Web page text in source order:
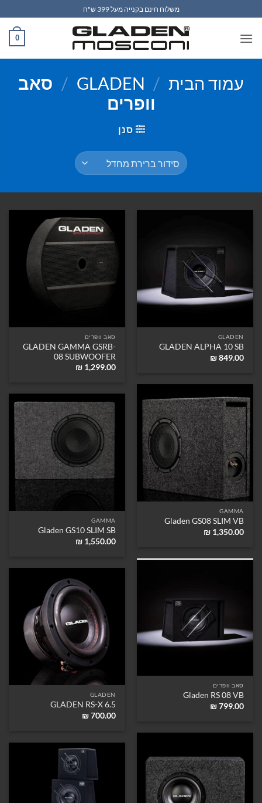
to
content
משלוח חינם בקנייה מעל 399 ש"ח
0
עמוד הבית /
GLADEN
/ סאב
וופרים
סנן
GLADEN
GLADEN ALPHA 10 SB
₪849.00
סאב וופרים
GLADEN GAMMA GSRB-
08 SUBWOOFER
₪1,299.00
GAMMA
Gladen GS08 SLIM VB
₪1,350.00
GAMMA
Gladen GS10 SLIM SB
₪1,550.00
סאב וופרים
Gladen RS 08 VB
₪799.00
GLADEN
GLADEN RS-X 6.5
₪700.00